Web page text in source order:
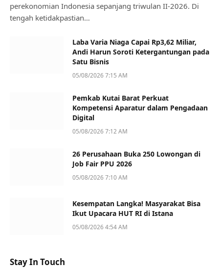
perekonomian Indonesia sepanjang triwulan II-2026. Di
tengah ketidakpastian…
Laba Varia Niaga Capai Rp3,62 Miliar,
Andi Harun Soroti Ketergantungan pada
Satu Bisnis
05/08/2026 7:15 AM
Pemkab Kutai Barat Perkuat
Kompetensi Aparatur dalam Pengadaan
Digital
05/08/2026 7:12 AM
26 Perusahaan Buka 250 Lowongan di
Job Fair PPU 2026
05/08/2026 7:10 AM
Kesempatan Langka! Masyarakat Bisa
Ikut Upacara HUT RI di Istana
05/08/2026 4:54 AM
Stay In Touch